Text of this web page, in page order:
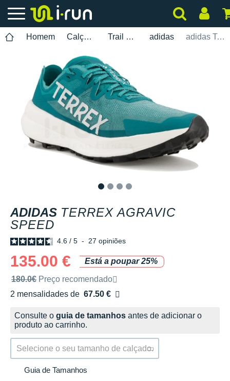
Homem Calçados Trail Running adidas adidas Terrex Agravic Speed
ADIDAS TERREX AGRAVIC
SPEED
4.6 / 5 - 27 opiniões
135.00 €
Está a poupar 25%
Preço de venda recomendado pela marca
180.0€ Preço recomendado
2 mensalidades de 67.50 €
sem custos
Consulte o guia de tamanhos antes de adicionar o
produto ao carrinho.
Selecione o seu tamanho de calçado.
Guia de Tamanhos